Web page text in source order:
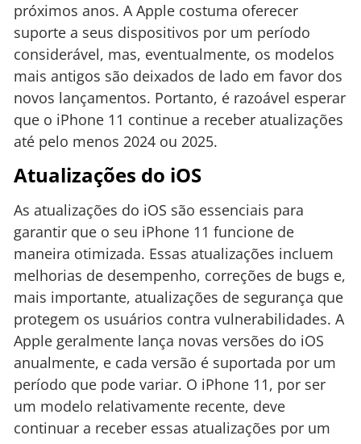
próximos anos. A Apple costuma oferecer
suporte a seus dispositivos por um período
considerável, mas, eventualmente, os modelos
mais antigos são deixados de lado em favor dos
novos lançamentos. Portanto, é razoável esperar
que o iPhone 11 continue a receber atualizações
até pelo menos 2024 ou 2025.
Atualizações do iOS
As atualizações do iOS são essenciais para
garantir que o seu iPhone 11 funcione de
maneira otimizada. Essas atualizações incluem
melhorias de desempenho, correções de bugs e,
mais importante, atualizações de segurança que
protegem os usuários contra vulnerabilidades. A
Apple geralmente lança novas versões do iOS
anualmente, e cada versão é suportada por um
período que pode variar. O iPhone 11, por ser
um modelo relativamente recente, deve
continuar a receber essas atualizações por um